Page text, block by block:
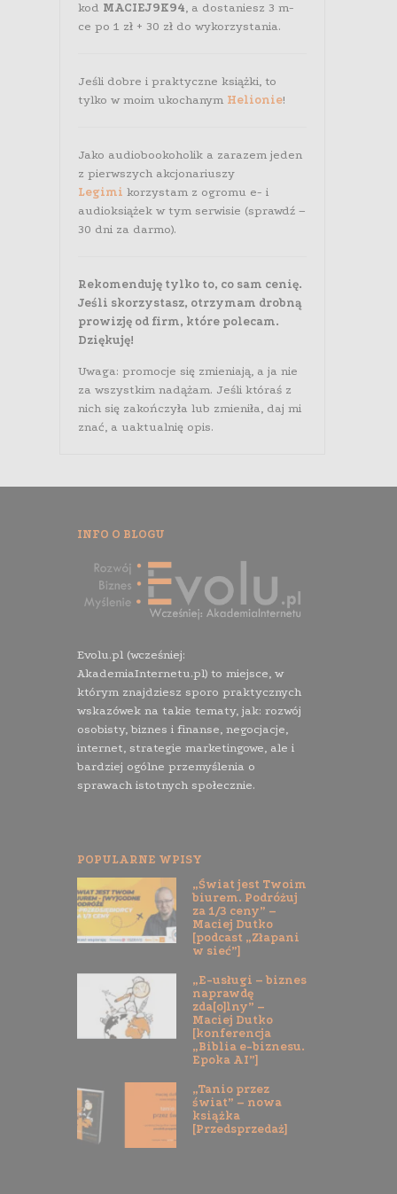
kod MACIEJ9K94, a dostaniesz 3 m-
ce po 1 zł + 30 zł do wykorzystania.
Jeśli dobre i praktyczne książki, to
tylko w moim ukochanym Helionie!
Jako audiobookoholik a zarazem jeden
z pierwszych akcjonariuszy
Legimi korzystam z ogromu e- i
audioksiążek w tym serwisie (sprawdź –
30 dni za darmo).
Rekomenduję tylko to, co sam cenię.
Jeśli skorzystasz, otrzymam drobną
prowizję od firm, które polecam.
Dziękuję!
Uwaga: promocje się zmieniają, a ja nie
za wszystkim nadążam. Jeśli któraś z
nich się zakończyła lub zmieniła, daj mi
znać, a uaktualnię opis.
INFO O BLOGU
Evolu.pl (wcześniej:
AkademiaInternetu.pl) to miejsce, w
którym znajdziesz sporo praktycznych
wskazówek na takie tematy, jak: rozwój
osobisty, biznes i finanse, negocjacje,
internet, strategie marketingowe, ale i
bardziej ogólne przemyślenia o
sprawach istotnych społecznie.
POPULARNE WPISY
„Świat jest Twoim
biurem. Podróżuj
za 1/3 ceny” –
Maciej Dutko
[podcast „Złapani
w sieć”]
„E-usługi – biznes
naprawdę
zda[o]lny” –
Maciej Dutko
[konferencja
„Biblia e-biznesu.
Epoka AI”]
„Tanio przez
świat” – nowa
książka
[Przedsprzedaż]